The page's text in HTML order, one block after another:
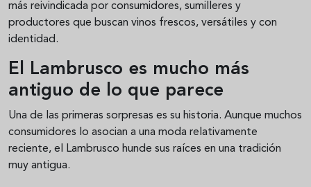
más reivindicada por consumidores, sumilleres y
productores que buscan vinos frescos, versátiles y con
identidad.
El Lambrusco es mucho más
antiguo de lo que parece
Una de las primeras sorpresas es su historia. Aunque muchos
consumidores lo asocian a una moda relativamente
reciente, el Lambrusco hunde sus raíces en una tradición
muy antigua.